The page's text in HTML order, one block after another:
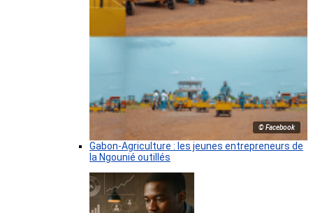
© Facebook
Gabon-Agriculture : les jeunes entrepreneurs de
la Ngounié outillés